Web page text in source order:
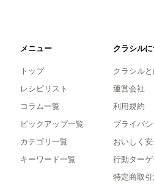
メニュー
トップ
レシピリスト
コラム一覧
ピックアップ一覧
カテゴリ一覧
キーワード一覧
クラシル
クラシルと
運営会社
利用規約
プライバ
おいしく
行動ター
特定商取